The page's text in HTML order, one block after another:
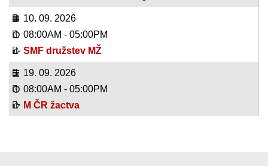
10. 09. 2026
08:00AM - 05:00PM
SMF družstev MŽ
19. 09. 2026
08:00AM - 05:00PM
M ČR žactva